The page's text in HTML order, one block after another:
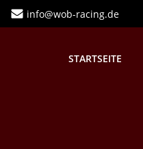
info@wob-racing.de
STARTSEITE